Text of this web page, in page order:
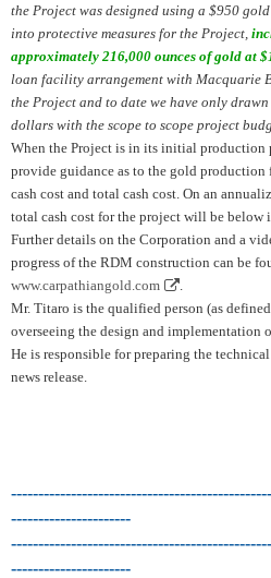
the Project was designed using a $950
into protective measures for the Project,
approximately 216,000 ounces of gold at
loan facility arrangement with Macquarie
the Project and to date we have only
dollars with the scope to scope project
When the Project is in its initial production
provide guidance as to the gold production
cash cost and total cash cost. On an
total cash cost for the project will be below
Further details on the Corporation and a
progress of the RDM construction can be
www.carpathiangold.com
Mr. Titaro is the qualified person (as
overseeing the design and implementation
He is responsible for preparing the
news release.
----------------------
----------------------